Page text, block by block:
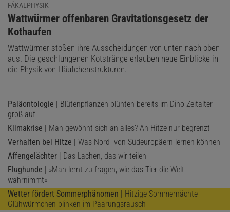
FÄKALPHYSIK
:
Wattwürmer offenbaren Gravitationsgesetz der
Kothaufen
Wattwürmer stoßen ihre Ausscheidungen von unten nach oben
aus. Die geschlungenen Kotstränge erlauben neue Einblicke in
die Physik von Häufchenstrukturen.
Paläontologie | Blütenpflanzen blühten bereits im Dino-Zeitalter
groß auf
Klimakrise | Man gewöhnt sich an alles? An Hitze nur begrenzt
Verhalten bei Hitze | Was Nord- von Südeuropäern lernen können
Affengelächter | Das Lachen, das wir teilen
Flughunde | »Man lernt zu fragen, wie das Tier die Welt
wahrnimmt«
Wetter fördert Sommerphänomen | Hitzige Sommernächte –
Glühwürmchen blinken im Paarungsrausch